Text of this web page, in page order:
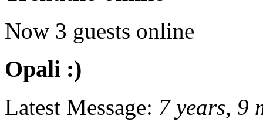
Now 3 guests online
Opali :)
Latest Message: 7 years, 9